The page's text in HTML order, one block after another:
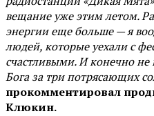
вещание уже этим летом.
энергии еще больше — я
людей, которые уехали с
счастливыми. И конечно не
Бога за три потрясающих
прокомментировал
Клюкин.